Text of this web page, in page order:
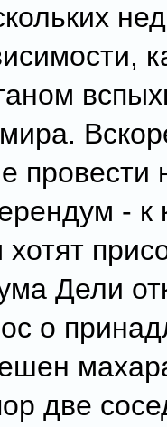
провести
- к
Дели
о
две